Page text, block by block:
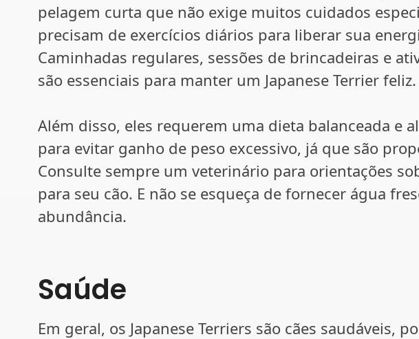
pelagem curta que não exige muitos cuidados
precisam de exercícios diários para liberar sua
Caminhadas regulares, sessões de brincadeiras e
são essenciais para manter um Japanese Terrier feliz.
Além disso, eles requerem uma dieta balanceada e
para evitar ganho de peso excessivo, já que são
Consulte sempre um veterinário para orientações
para seu cão. E não se esqueça de fornecer água
abundância.
Saúde
Em geral, os Japanese Terriers são cães saudáveis,